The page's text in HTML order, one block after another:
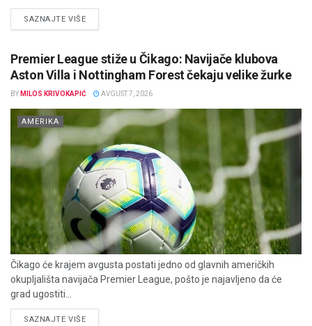
SAZNAJTE VIŠEDETAILS
Premier League stiže u Čikago: Navijače klubova
Aston Villa i Nottingham Forest čekaju velike žurke
BY MILOS KRIVOKAPIĆ AVGUST 7, 2026
AMERIKA
Čikago će krajem avgusta postati jedno od glavnih američkih
okupljališta navijača Premier League, pošto je najavljeno da će
grad ugostiti...
SAZNAJTE VIŠEDETAILS